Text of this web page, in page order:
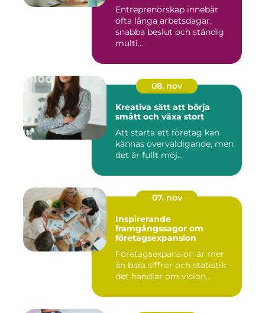
Entreprenörskap innebär
ofta långa arbetsdagar,
snabba beslut och ständig
multi...
08. nov
Kreativa sätt att börja
smått och växa stort
Att starta ett företag kan
kännas överväldigande, men
det är fullt möj...
07. nov
Inspirerande
framgångssagor om
företagsexpansion
Företagsexpansion är mer
än bara siffror och statistik –
det handlar om vision,...